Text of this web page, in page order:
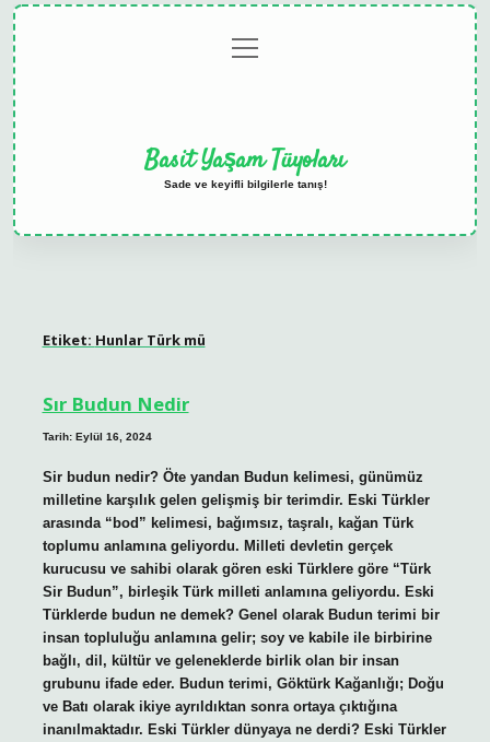
menüyü
aç
Basit Yaşam Tüyoları
Sade ve keyifli bilgilerle tanış!
Etiket: Hunlar Türk mü
Sır Budun Nedir
Tarih: Eylül 16, 2024
Sir budun nedir? Öte yandan Budun kelimesi, günümüz
milletine karşılık gelen gelişmiş bir terimdir. Eski Türkler
arasında “bod” kelimesi, bağımsız, taşralı, kağan Türk
toplumu anlamına geliyordu. Milleti devletin gerçek
kurucusu ve sahibi olarak gören eski Türklere göre “Türk
Sir Budun”, birleşik Türk milleti anlamına geliyordu. Eski
Türklerde budun ne demek? Genel olarak Budun terimi bir
insan topluluğu anlamına gelir; soy ve kabile ile birbirine
bağlı, dil, kültür ve geleneklerde birlik olan bir insan
grubunu ifade eder. Budun terimi, Göktürk Kağanlığı; Doğu
ve Batı olarak ikiye ayrıldıktan sonra ortaya çıktığına
inanılmaktadır. Eski Türkler dünyaya ne derdi? Eski Türkler